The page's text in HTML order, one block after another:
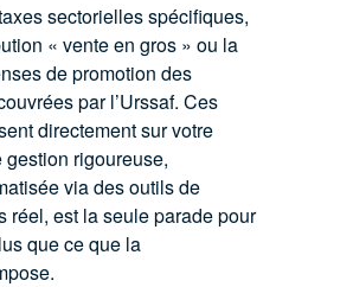
sectorielles spécifiques,
« vente en gros » ou la
de promotion des
par l’Urssaf. Ces
directement sur votre
gestion rigoureuse,
via des outils de
réel, est la seule parade pour
que ce que la